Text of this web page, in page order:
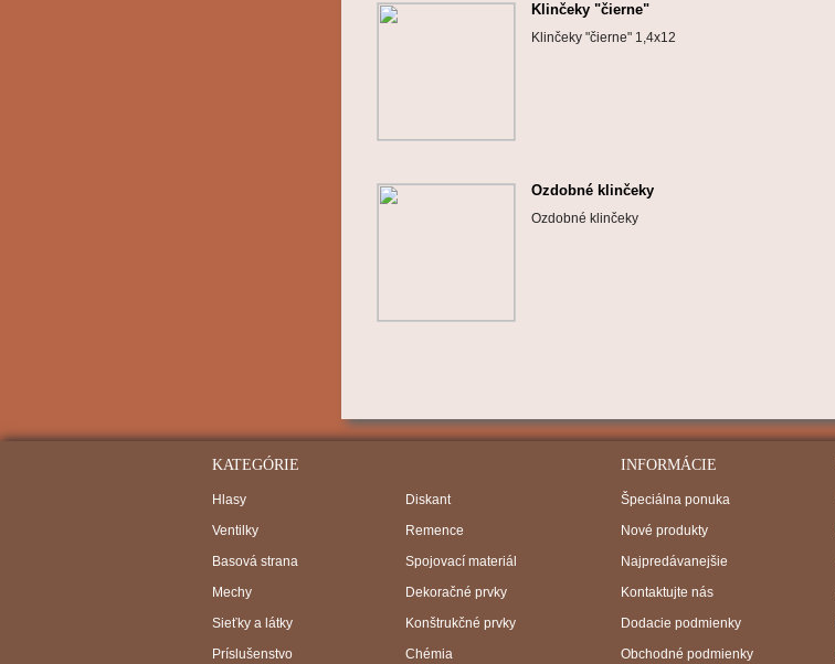
Klinčeky "čierne"
Klinčeky "čierne" 1,4x12
Ozdobné klinčeky
Ozdobné klinčeky
KATEGÓRIE
Hlasy
Ventilky
Diskant
Remence
Basová strana
Mechy
Spojovací materiál
Dekoračné prvky
Sieťky a látky
Príslušenstvo
Konštrukčné prvky
Chémia
INFORMÁCIE
Špeciálna ponuka
Nové produkty
Najpredávanejšie
Kontaktujte nás
Dodacie podmienky
Obchodné podmienky